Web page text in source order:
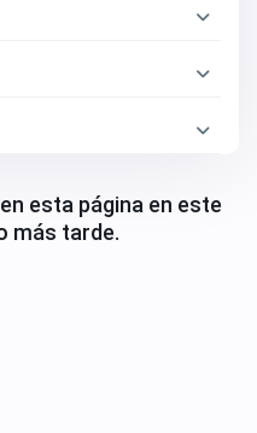
esta página en este
más tarde.